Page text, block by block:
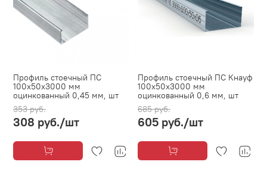
Профиль стоечный ПС
100х50х3000 мм
оцинкованный 0,45 мм, шт
353 руб.
308 руб./шт
Профиль стоечный ПС Кнауф
100х50х3000 мм
оцинкованный 0,6 мм, шт
685 руб.
605 руб./шт